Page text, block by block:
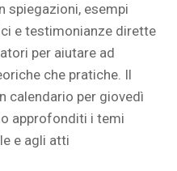
spiegazioni, esempi
e testimonianze dirette
per aiutare ad
che pratiche. Il
calendario per giovedì
approfonditi i temi
e agli atti